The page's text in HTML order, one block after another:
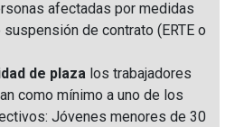
afectadas por medidas
de contrato (ERTE o
de plazalos trabajadores
como mínimo a uno de los
Jóvenes menores de 30